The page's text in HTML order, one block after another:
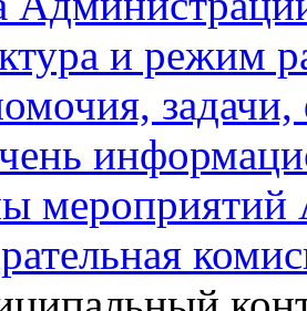
и режим
мероприятий